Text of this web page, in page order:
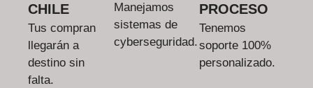
CHILE
Tus compran
llegarán a
destino sin
falta.
Manejamos
sistemas de
cyberseguridad.
PROCESO
Tenemos
soporte 100%
personalizado.